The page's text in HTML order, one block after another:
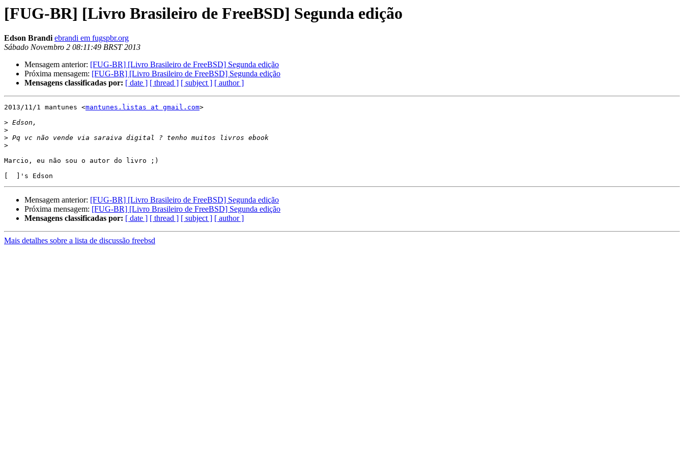
[FUG-BR] [Livro Brasileiro de FreeBSD] Segunda edição
Edson Brandi ebrandi em fugspbr.org
Sábado Novembro 2 08:11:49 BRST 2013
Mensagem anterior: [FUG-BR] [Livro Brasileiro de FreeBSD] Segunda edição
Próxima mensagem: [FUG-BR] [Livro Brasileiro de FreeBSD] Segunda edição
Mensagens classificadas por: [ date ] [ thread ] [ subject ] [ author ]
2013/11/1 mantunes <mantunes.listas at gmail.com>
>
>
>
>
Marcio, eu não sou o autor do livro ;)
Mensagem anterior: [FUG-BR] [Livro Brasileiro de FreeBSD] Segunda edição
Próxima mensagem: [FUG-BR] [Livro Brasileiro de FreeBSD] Segunda edição
Mensagens classificadas por: [ date ] [ thread ] [ subject ] [ author ]
Mais detalhes sobre a lista de discussão freebsd